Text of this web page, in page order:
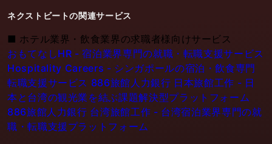
ネクストビートの関連サービス
■ ホテル業界・飲食業界の求職者様向けサービス
おもてなしHR - 宿泊業界専門の就職・転職支援サービス
Hospitality Careers - シンガポールの宿泊・飲食専門
転職支援サービス 886旅館人力銀行 日本旅館工作 - 日
本と台湾の観光業を結ぶ課題解決型プラットフォーム
886旅館人力銀行 台湾旅館工作 - 台湾宿泊業界専門の就
職・転職支援プラットフォーム